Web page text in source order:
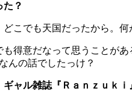
？
こでも天国だったから。何
得意だなって思うことが
んの話でしたっけ？
ャル雑誌『Ｒａｎｚｕｋｉ